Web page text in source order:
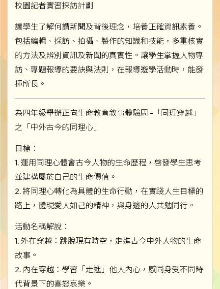
校園記者實習採訪計劃
讓學生了解何謂新聞及背後理念，培養正確資訊素養。
包括編輯、採訪、拍攝、製作的知識和技能，多重核實
的方法及辨別資訊及新聞的真實性。讓學生掌握人物專
訪、專題報導的要訣與法則，在報導遊學活動時，能發
揮所長。
為四年級舉辦正向生命教育敘事體驗周 -「同理穿越」
之「中外古今的同理心」
目標：
1. 運用同理心體會古今人物的生命歷程，啓發學生思考
並建構屬於自己的生命價值。
2. 將同理心轉化為具體的生命行動，在實踐人生目標的
路上，體現愛人如己的精神，與身邊的人共勉同行。
活動名稱解說：
1. 外在穿越：跳脫現有時空，走進古今中外人物的生命
故事。
2. 內在穿越：學習「走進」他人內心，感同身受不同時
代背景下的喜怒哀樂。